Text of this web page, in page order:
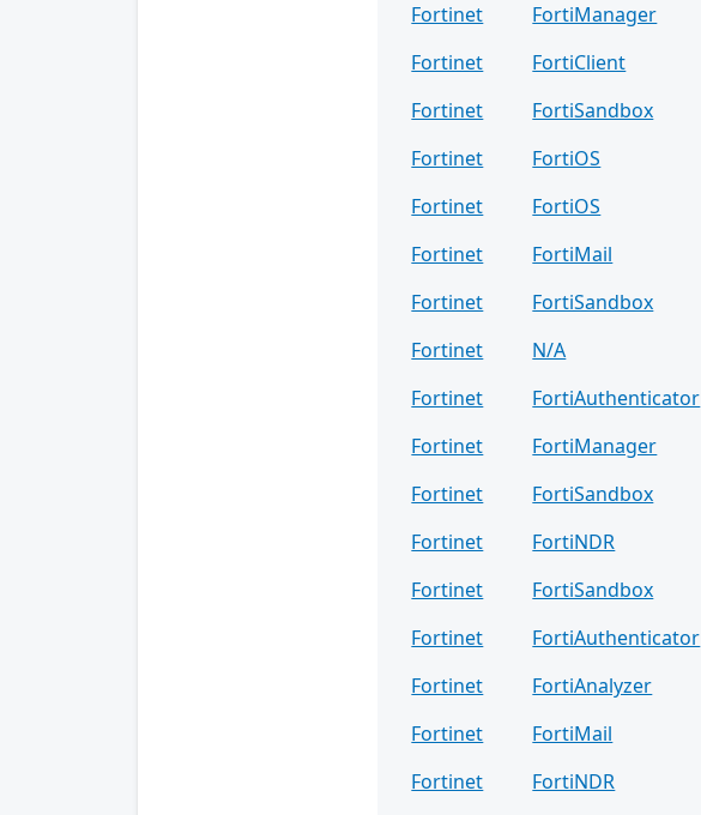
Fortinet
FortiManager
Fortinet
FortiClient
Fortinet
FortiSandbox
Fortinet
FortiOS
Fortinet
FortiOS
Fortinet
FortiMail
Fortinet
FortiSandbox
Fortinet
N/A
Fortinet
FortiAuthenticator
Fortinet
FortiManager
Fortinet
FortiSandbox
Fortinet
FortiNDR
Fortinet
FortiSandbox
Fortinet
FortiAuthenticator
Fortinet
FortiAnalyzer
Fortinet
FortiMail
Fortinet
FortiNDR